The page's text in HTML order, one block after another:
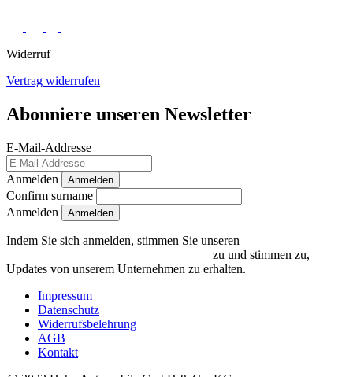
Widerruf
Vertrag widerrufen
Abonniere unseren Newsletter
E-Mail-Addresse
Anmelden Anmelden
Confirm surname
Anmelden
Indem Sie sich anmelden, stimmen Sie unseren
zu und stimmen zu,
Updates von unserem Unternehmen zu erhalten.
Impressum
Datenschutz
Widerrufsbelehrung
AGB
Kontakt